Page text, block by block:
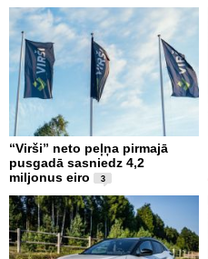
“Virši” neto peļņa pirmajā
pusgadā sasniedz 4,2
miljonus eiro
3